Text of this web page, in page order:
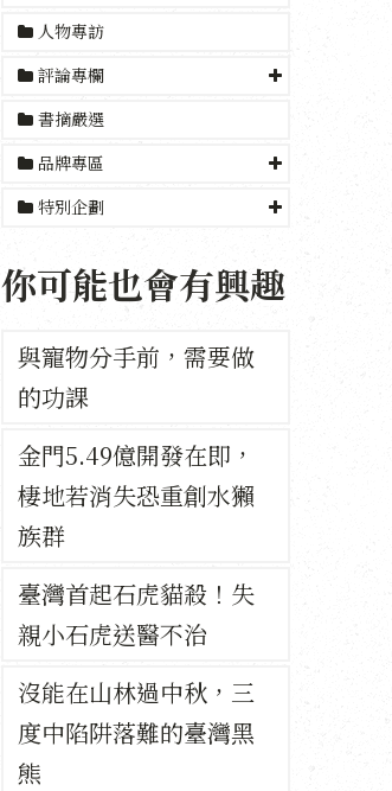
人物專訪
評論專欄
書摘嚴選
品牌專區
特別企劃
你可能也會有興趣
與寵物分手前，需要做
的功課
金門5.49億開發在即，
棲地若消失恐重創水獺
族群
臺灣首起石虎貓殺！失
親小石虎送醫不治
沒能在山林過中秋，三
度中陷阱落難的臺灣黑
熊